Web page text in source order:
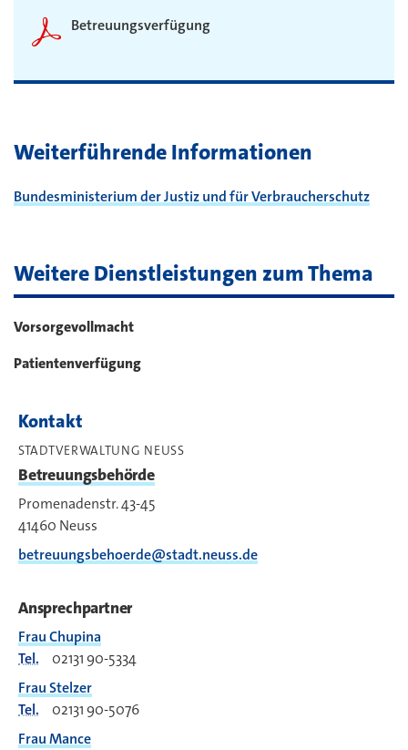
Betreuungsverfügung
Weiterführende Informationen
Bundesministerium der Justiz und für Verbraucherschutz
Weitere Dienstleistungen zum Thema
Vorsorgevollmacht
Patientenverfügung
Kontakt
STADTVERWALTUNG NEUSS
Betreuungsbehörde
Promenadenstr. 43-45
41460 Neuss
betreuungsbehoerde@stadt.neuss.de
Ansprechpartner
Frau Chupina
Tel.
02131 90-5334
Frau Stelzer
Tel.
02131 90-5076
Frau Mance